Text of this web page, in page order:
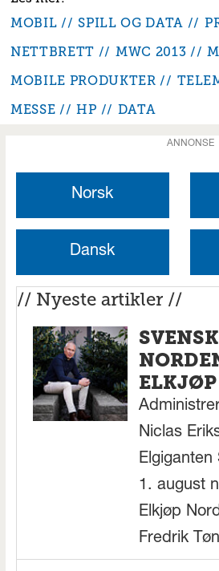
MOBIL SPILL OG DATA
NETTBRETT
MWC 2013
MOBILE PRODUKTER
MESSE
HP DATA
ANNONSE
Norsk
Dansk
// Nyeste artikler //
SVENSK
ELKJØP
Niclas
Elgiganten
1. august
Elkjøp
Fredrik